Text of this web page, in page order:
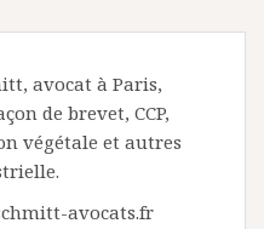
avocat à Paris,
de brevet, CCP,
végétale et autres
avocats.fr